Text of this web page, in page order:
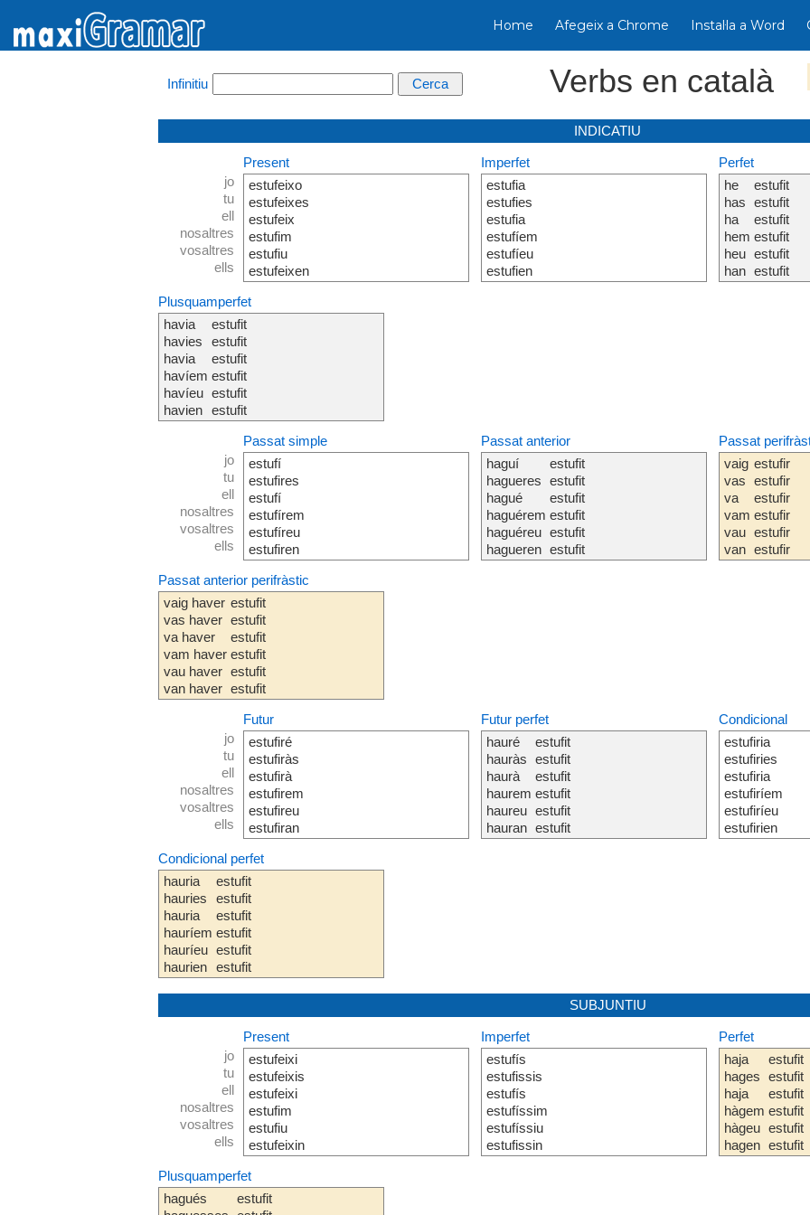
Home Afegeix a Chrome Instal·la a Word
Infinitiu Verbs en català
INDICATIU
jo
tu
ell
nosaltres
vosaltres
ells
Present
estufeixo
estufeixes
estufeix
estufim
estufiu
estufeixen
Imperfet
estufia
estufies
estufia
estufíem
estufíeu
estufien
Perfet
he
has
ha
hem
heu
han
estufit
estufit
estufit
estufit
estufit
estufit
Plusquamperfet
havia
havies
havia
havíem
havíeu
havien
estufit
estufit
estufit
estufit
estufit
estufit
jo
tu
ell
nosaltres
vosaltres
ells
Passat simple
estufí
estufires
estufí
estufírem
estufíreu
estufiren
Passat anterior
haguí
hagueres
hagué
haguérem
haguéreu
hagueren
estufit
estufit
estufit
estufit
estufit
estufit
Passat
vaig
vas
va
vam
vau
van
estufir
estufir
estufir
estufir
estufir
estufir
Passat anterior perifràstic
vaig haver
vas haver
va haver
vam haver
vau haver
van haver
estufit
estufit
estufit
estufit
estufit
estufit
jo
tu
ell
nosaltres
vosaltres
ells
Futur
estufiré
estufiràs
estufirà
estufirem
estufireu
estufiran
Futur perfet
hauré
hauràs
haurà
haurem
haureu
hauran
estufit
estufit
estufit
estufit
estufit
estufit
Condicional
estufiria
estufiries
estufiria
estufiríem
estufiríeu
estufirien
Condicional perfet
hauria
hauries
hauria
hauríem
hauríeu
haurien
estufit
estufit
estufit
estufit
estufit
estufit
SUBJUNTIU
jo
tu
ell
nosaltres
vosaltres
ells
Present
estufeixi
estufeixis
estufeixi
estufim
estufiu
estufeixin
Imperfet
estufís
estufissis
estufís
estufíssim
estufíssiu
estufissin
Perfet
haja
hages
haja
hàgem
hàgeu
hagen
estufit
estufit
estufit
estufit
estufit
estufit
Plusquamperfet
hagués
estufit